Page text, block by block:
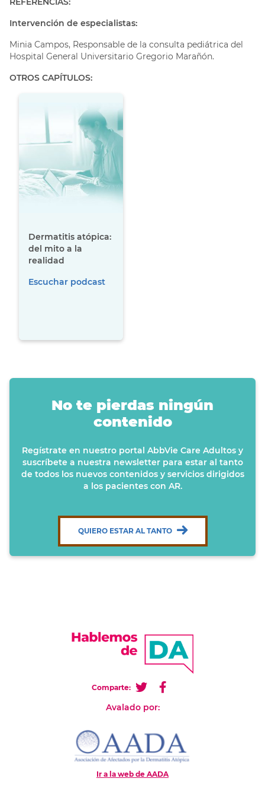
Intervención de especialistas:
Minia Campos, Responsable de la consulta pediátrica del
Hospital General Universitario Gregorio Marañón.
OTROS CAPÍTULOS:
Dermatitis atópica:
del mito a la
realidad
Escuchar podcast
No te pierdas ningún
contenido
Regístrate en nuestro portal AbbVie Care Adultos y
suscríbete a nuestra newsletter para estar al tanto
de todos los nuevos contenidos y servicios dirigidos
a los pacientes con AR.
QUIERO ESTAR AL TANTO
Comparte:
Avalado por:
Ir a la web de AADA